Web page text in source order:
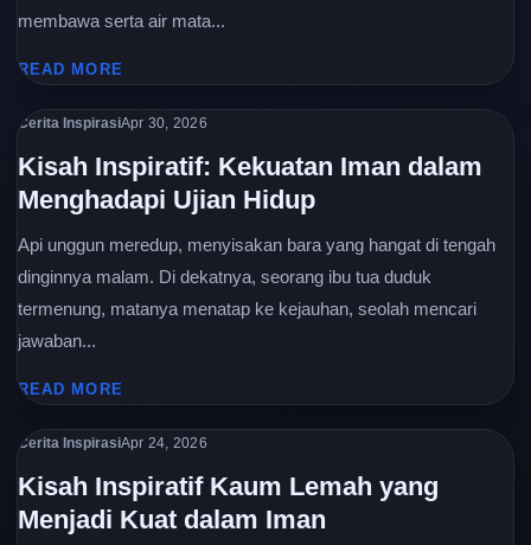
membawa serta air mata...
READ MORE
Cerita InspirasiApr 30, 2026
Kisah Inspiratif: Kekuatan Iman dalam
Menghadapi Ujian Hidup
Api unggun meredup, menyisakan bara yang hangat di tengah
dinginnya malam. Di dekatnya, seorang ibu tua duduk
termenung, matanya menatap ke kejauhan, seolah mencari
jawaban...
READ MORE
Cerita InspirasiApr 24, 2026
Kisah Inspiratif Kaum Lemah yang
Menjadi Kuat dalam Iman